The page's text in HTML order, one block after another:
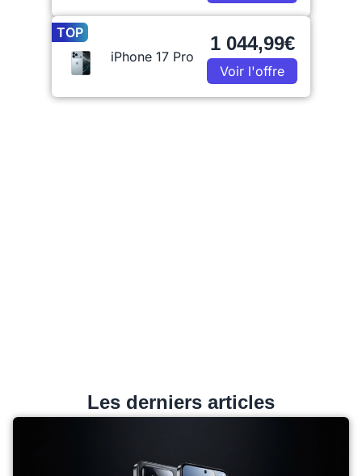
TOP
iPhone 17 Pro
1 044,99€
Voir l'offre
Les derniers articles